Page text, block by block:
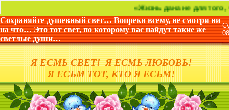
«Жизнь дана не для того,
Сохраняйте душевный свет… Вопреки всему, не смотря ни
на что… Это тот свет, по которому вас найдут такие же
светлые души…
Я ЕСМЬ СВЕТ! Я ЕСМЬ ЛЮБОВЬ!
Я ЕСЬМ ТОТ, КТО Я ЕСЬМ!